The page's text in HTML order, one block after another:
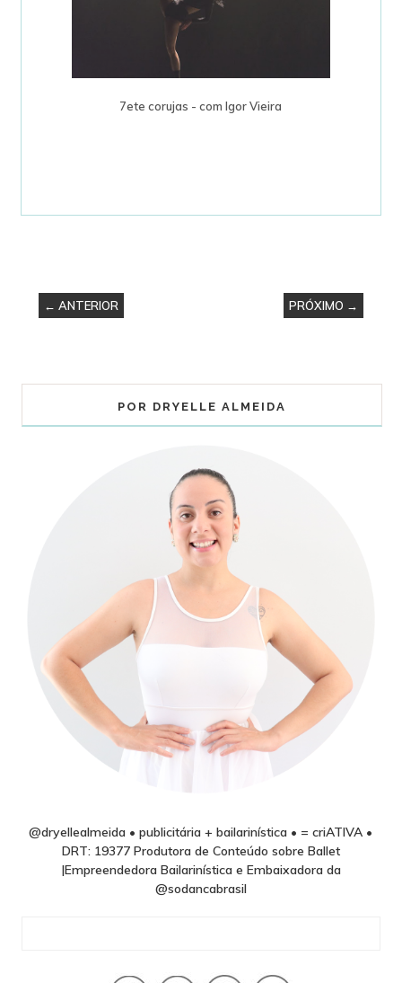
7ete corujas - com Igor Vieira
← ANTERIOR PRÓXIMO →
POR DRYELLE ALMEIDA
@dryellealmeida • publicitária + bailarinística • = criATIVA •
DRT: 19377 Produtora de Conteúdo sobre Ballet
|Empreendedora Bailarinística e Embaixadora da
@sodancabrasil